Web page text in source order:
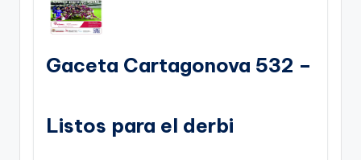
Gaceta Cartagonova 532 –
Listos para el derbi